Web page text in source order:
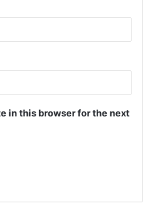
in this browser for the next